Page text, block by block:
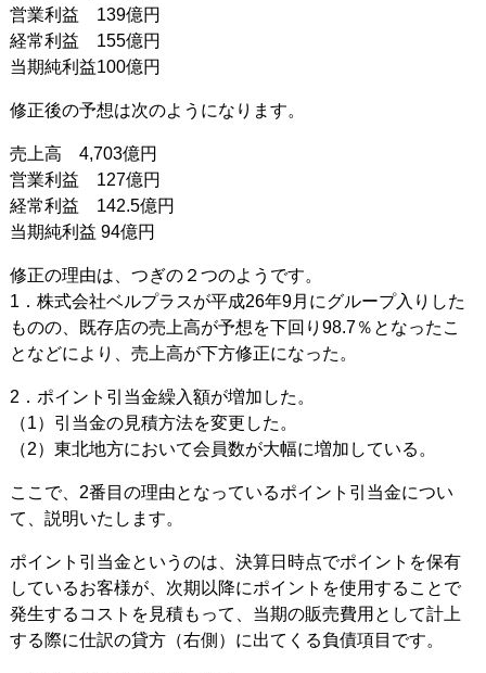
営業利益 139億円
経常利益 155億円
当期純利益100億円
修正後の予想は次のようになります。
売上高 4,703億円
営業利益 127億円
経常利益 142.5億円
当期純利益 94億円
修正の理由は、つぎの２つのようです。
1．株式会社ベルプラスが平成26年9月にグループ入りした
ものの、既存店の売上高が予想を下回り98.7％となったこ
となどにより、売上高が下方修正になった。
2．ポイント引当金繰入額が増加した。
（1）引当金の見積方法を変更した。
（2）東北地方において会員数が大幅に増加している。
ここで、2番目の理由となっているポイント引当金につい
て、説明いたします。
ポイント引当金というのは、決算日時点でポイントを保有
しているお客様が、次期以降にポイントを使用することで
発生するコストを見積もって、当期の販売費用として計上
する際に仕訳の貸方（右側）に出てくる負債項目です。